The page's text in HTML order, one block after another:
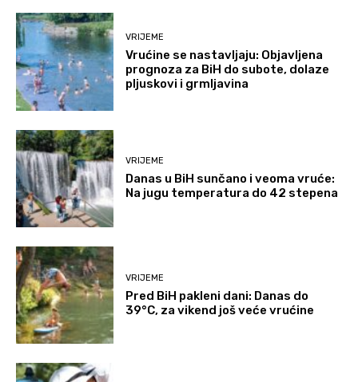
VRIJEME
Vrućine se nastavljaju: Objavljena
prognoza za BiH do subote, dolaze
pljuskovi i grmljavina
VRIJEME
Danas u BiH sunčano i veoma vruće:
Na jugu temperatura do 42 stepena
VRIJEME
Pred BiH pakleni dani: Danas do
39°C, za vikend još veće vrućine